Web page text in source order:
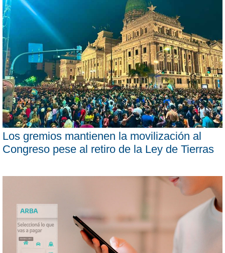
Los gremios mantienen la movilización al
Congreso pese al retiro de la Ley de Tierras